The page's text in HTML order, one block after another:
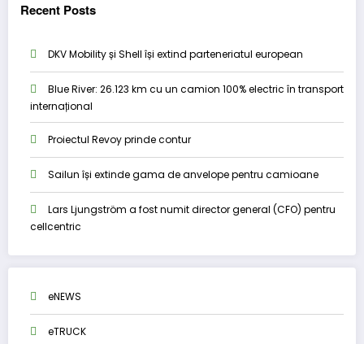
Recent Posts
DKV Mobility și Shell își extind parteneriatul european
Blue River: 26.123 km cu un camion 100% electric în transport
internațional
Proiectul Revoy prinde contur
Sailun își extinde gama de anvelope pentru camioane
Lars Ljungström a fost numit director general (CFO) pentru
cellcentric
eNEWS
eTRUCK